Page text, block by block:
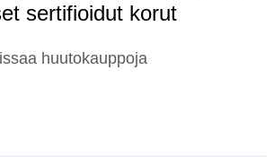
sertifioidut korut
huutokauppoja